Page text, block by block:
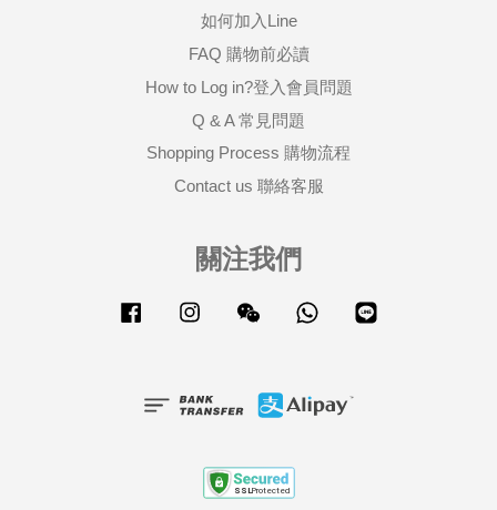
如何加入Line
FAQ 購物前必讀
How to Log in?登入會員問題
Q & A 常見問題
Shopping Process 購物流程
Contact us 聯絡客服
關注我們
Facebook Instagram Wechat Whatsapp